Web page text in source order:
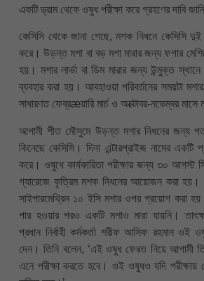
একটি ড্রাম থেকে ওষুধ পরীক্ষা করে গ্রহণের দাবি
কেসিসি থেকে জানা গেছে, মশক নিধনে কেসিসি দুই
করে। উড়ন্ত মশা বা বড় মশা মারার জন্য ফগার
হয়। মশার লার্ভা বা ডিম মারার জন্য উন্মুক্ত
ব্যবহার করা হয়। আবহাওয়া পরিবর্তনের সময়টা
সাধারণত ফেব্রæয়ারি মার্চ ও অক্টোবর-নভেম্বর মাসে
আগামী শীত মৌসুমে উড়ন্ত মশার নিধনের জন্য
কিনেছে কেসিসি। দিনা এন্টারপ্রাইজ নামের একটি
করে। ওষুধে কার্যকারিতা পরীক্ষার জন্য ৩০ আগস্ট
গ্যারেজে কৃত্রিম মশক নিধনের আয়োজন করা হয়।
সাইপারমেথ্রিন ১০ ইসি মশার ওপর প্রয়োগ করা হয়।
পার হওয়ার পরও একটি মশাও মারা যায়নি।
প্রধান নির্বাহী কর্মকর্তা শরীফ আসিফ রহমান ওই
দেন। তিনি বলেন, ‘এই ওষুধ ফেরত নিয়ে আগামী
এনে পরীক্ষা করতে হবে। ওই ওষুধও যদি পরীক্ষায়